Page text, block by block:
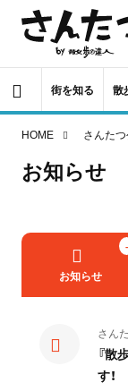
街を知る 散
HOME さんたつ
お知らせ
お知らせ
さん
『散
す！